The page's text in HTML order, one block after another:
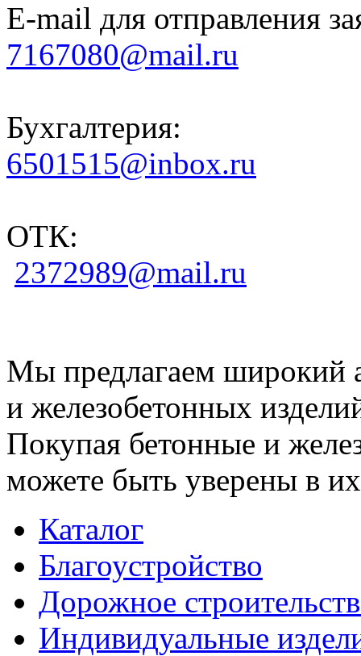
E-mail для отправления
7167080@mail.ru
Бухгалтерия:
6501515@inbox.ru
ОТК:
2372989@mail.ru
Мы предлагаем широкий
и железобетонных
Покупая бетонные и
можете быть уверены в их
Каталог
Благоустройство
Дорожное
Индивидуальные